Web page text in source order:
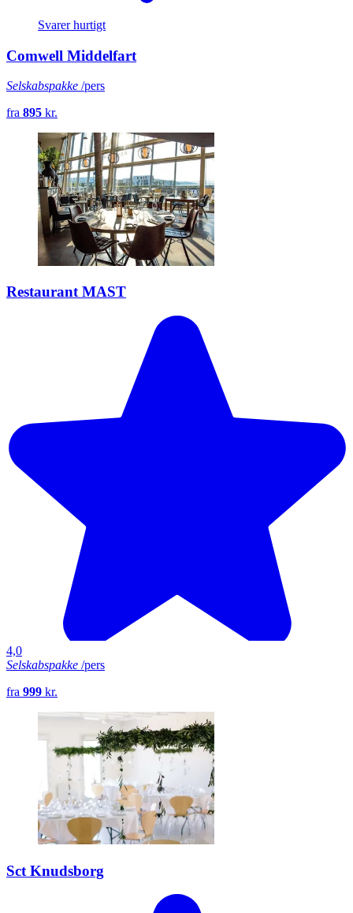
Svarer hurtigt
Comwell Middelfart
Selskabspakke /pers
fra 895 kr.
Restaurant MAST
4,0
Selskabspakke /pers
fra 999 kr.
Sct Knudsborg